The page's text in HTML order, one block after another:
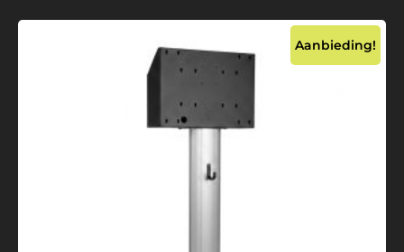
Aanbieding!